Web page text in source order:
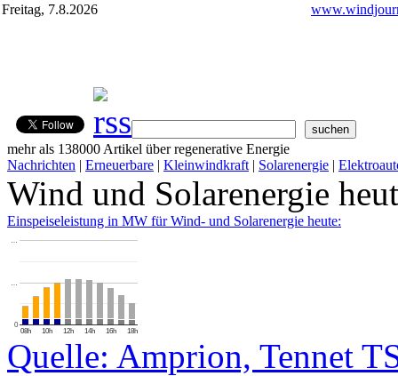
Freitag, 7.8.2026
mehr als 138000 Artikel über regenerative Energie
Nachrichten | Erneuerbare | Kleinwindkraft | Solarenergie |
Wind und Solarenergie
Einspeiseleistung in MW für Wind- und Solarenergie heute:
08h 10h 12h 14h 16h 18h
0
…
…
Quelle: Amprion, Tennet